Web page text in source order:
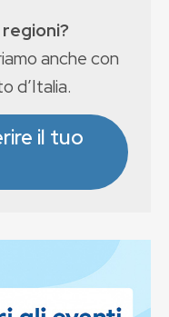
anche con
d’Italia.
il tuo